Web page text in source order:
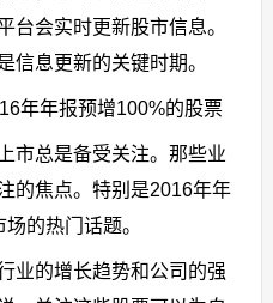
台会实时更新股市信息。
信息更新的关键时期。
年年报预增100%的股票
市总是备受关注。那些业
的焦点。特别是2016年年
的热门话题。
业的增长趋势和公司的强